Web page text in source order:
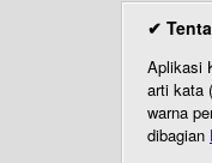
✔
Aplikasi
arti kata
warna
dibagian